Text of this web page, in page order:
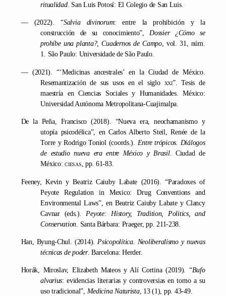
ritualidad. San Luis Potosí: El Colegio de San Luis.
— (2022). “Salvia divinorum: entre la prohibición y la
construcción de su conocimiento”,Dossier ¿Cómo se
prohíbe una planta?, Cuadernos de Campo, vol. 31, núm.
1. São Paulo: Universidade de São Paulo.
— (2021). “‘Medicinas ancestrales’ en la Ciudad de México.
Resemantización de sus usos en el siglo xxi”. Tesis de
maestría en Ciencias Sociales y Humanidades. México:
Universidad Autónoma Metropolitana-Cuajimalpa.
De la Peña, Francisco (2018). “Nueva era, neochamanismo y
utopía psicodélica”, en Carlos Alberto Steil, Renée de la
Torre y Rodrigo Toniol (coords.). Entre trópicos. Diálogos
de estudio nueva era entre México y Brasil. Ciudad de
México:ciesas , pp. 61-83.
Feeney, Kevin y Beatriz Caiuby Labate (2016). “Paradoxes of
Peyote Regulation in Mexico: Drug Conventions and
Environmental Laws”, en Beatriz Caiuby Labate y Clancy
Cavnar (eds.). Peyote: History, Tradition, Politics, and
Conservation . Santa Bárbara: Praeger, pp. 211-238.
Han, Byung-Chul. (2014). Psicopolítica. Neoliberalismo y nuevas
técnicas de poder. Barcelona: Herder.
Horák, Miroslav, Elizabeth Mateos y Alí Cortina (2019). “Bufo
alvarius: evidencias literarias y controversias en torno a su
uso tradicional”, Medicina Naturista, 13 (1), pp. 43-49.